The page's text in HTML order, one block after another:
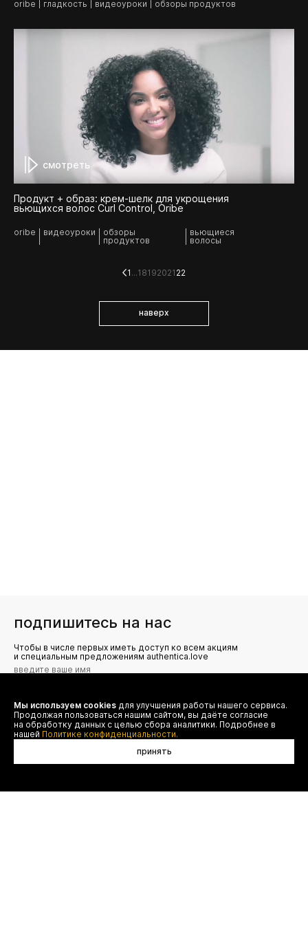
oribe гладкость видеоуроки обзоры продуктов
смотреть
Продукт + образ: крем-шелк для укрощения
вьющихся волос Curl Control, Oribe
oribe видеоуроки
обзоры
продуктов
вьющиеся
волосы
1 ...18192021 22
наверх
подпишитесь на нас
Чтобы в числе первых иметь доступ ко всем акциям
и специальным предложениям authentica.love
Я даю согласие на сбор, обработку и хранение моих
персональных данных (имя, email, телефон) для получения
рекламных и информационных рассылок от ООО 'БТ
Юнайтед', а также ознакомлен(а) с
Политикой конфиденциальности
Мы используем cookies для улучшения работы нашего сервиса.
Продолжая пользоваться нашим сайтом, вы даёте согласие
на обработку данных с целью сбора аналитики. Подробнее в
нашей Политике конфиденциальности.
принять